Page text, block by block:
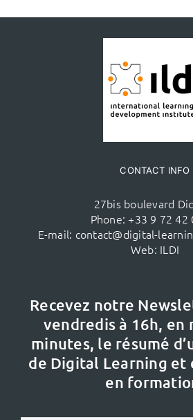
CONTACT INFO
27bis boulevard
Phone: +33 9 72 42
E-mail: contact@digital-
Web: ILDI
Recevez notre
vendredis à 16h, en
minutes, le résumé
de Digital Learning et
en